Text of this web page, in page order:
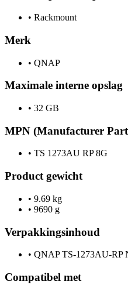
• Rackmount
Merk
• QNAP
Maximale interne opslag
• 32 GB
MPN (Manufacturer
• TS 1273AU RP 8G
Product gewicht
• 9.69 kg
• 9690 g
Verpakkingsinhoud
• QNAP TS-1273AU-RP
Compatibel met